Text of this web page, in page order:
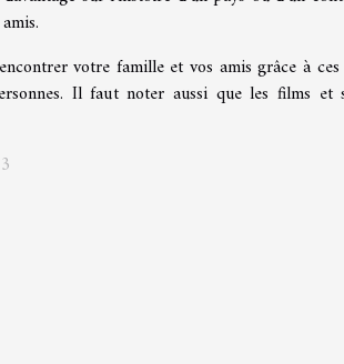
votre famille et vos amis grâce à
Il faut noter aussi que les films